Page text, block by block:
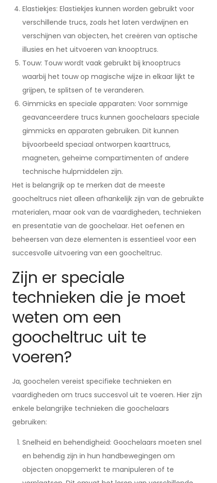
Elastiekjes: Elastiekjes kunnen worden gebruikt voor
verschillende trucs, zoals het laten verdwijnen en
verschijnen van objecten, het creëren van optische
illusies en het uitvoeren van knooptrucs.
Touw: Touw wordt vaak gebruikt bij knooptrucs
waarbij het touw op magische wijze in elkaar lijkt te
grijpen, te splitsen of te veranderen.
Gimmicks en speciale apparaten: Voor sommige
geavanceerdere trucs kunnen goochelaars speciale
gimmicks en apparaten gebruiken. Dit kunnen
bijvoorbeeld speciaal ontworpen kaarttrucs,
magneten, geheime compartimenten of andere
technische hulpmiddelen zijn.
Het is belangrijk op te merken dat de meeste
goocheltrucs niet alleen afhankelijk zijn van de gebruikte
materialen, maar ook van de vaardigheden, technieken
en presentatie van de goochelaar. Het oefenen en
beheersen van deze elementen is essentieel voor een
succesvolle uitvoering van een goocheltruc.
Zijn er speciale
technieken die je moet
weten om een
goocheltruc uit te
voeren?
Ja, goochelen vereist specifieke technieken en
vaardigheden om trucs succesvol uit te voeren. Hier zijn
enkele belangrijke technieken die goochelaars
gebruiken:
Snelheid en behendigheid: Goochelaars moeten snel
en behendig zijn in hun handbewegingen om
objecten onopgemerkt te manipuleren of te